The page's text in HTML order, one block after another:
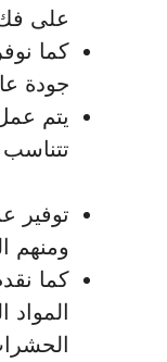
على فك
كما
جودة
يتم
تتناسب
توفير
ومنهم
كما